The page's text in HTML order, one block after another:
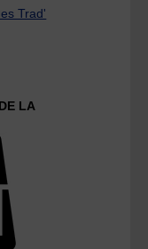
Trad'
LA